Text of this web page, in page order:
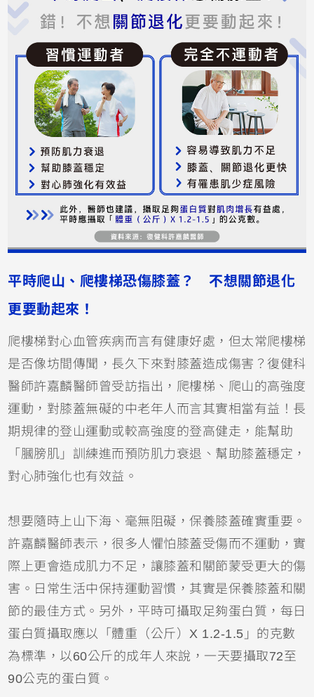
平時爬山、爬樓梯恐傷膝蓋？ 不想關節退化
更要動起來！
爬樓梯對心血管疾病而言有健康好處，但太常爬樓梯
是否像坊間傳聞，長久下來對膝蓋造成傷害？復健科
醫師許嘉麟醫師曾受訪指出，爬樓梯、爬山的高強度
運動，對膝蓋無礙的中老年人而言其實相當有益！長
期規律的登山運動或較高強度的登高健走，能幫助
「膕膀肌」訓練進而預防肌力衰退、幫助膝蓋穩定，
對心肺強化也有效益。
想要隨時上山下海、毫無阻礙，保養膝蓋確實重要。
許嘉麟醫師表示，很多人懼怕膝蓋受傷而不運動，實
際上更會造成肌力不足，讓膝蓋和關節蒙受更大的傷
害。日常生活中保持運動習慣，其實是保養膝蓋和關
節的最佳方式。另外，平時可攝取足夠蛋白質，每日
蛋白質攝取應以「體重（公斤）X 1.2-1.5」的克數
為標準，以60公斤的成年人來說，一天要攝取72至
90公克的蛋白質。